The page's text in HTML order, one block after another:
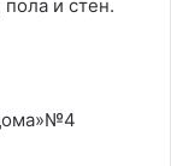
и стен.